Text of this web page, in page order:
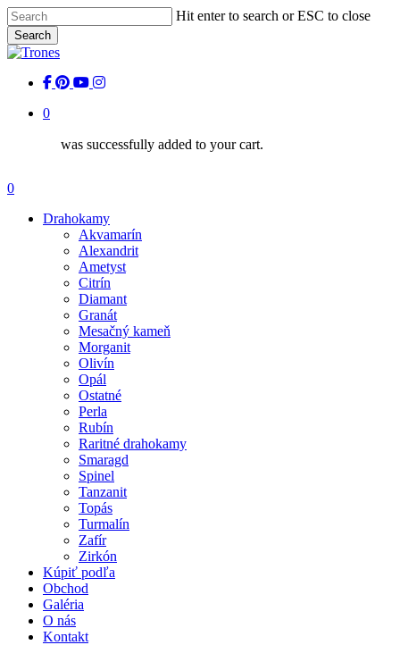
Skip
to
main
content
Hit enter to search or ESC to close
Search
Close
facebook
pinterest
youtubeinstagram
0
was successfully added to your cart.
Menu
0
Drahokamy
Akvamarín
Alexandrit
Ametyst
Citrín
Diamant
Granát
Mesačný kameň
Morganit
Olivín
Opál
Ostatné
Perla
Rubín
Raritné drahokamy
Smaragd
Spinel
Tanzanit
Topás
Turmalín
Zafír
Zirkón
Kúpiť podľa
Obchod
Galéria
O nás
Kontakt